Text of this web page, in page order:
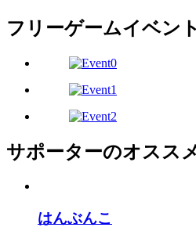
フリーゲームイベン
サポーターのオスス
はんぶんこ